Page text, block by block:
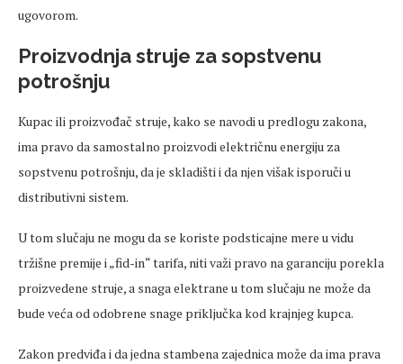
ugovorom.
Proizvodnja struje za sopstvenu
potrošnju
Кupac ili proizvođač struje, kako se navodi u predlogu zakona,
ima pravo da samostalno proizvodi električnu energiju za
sopstvenu potrošnju, da je skladišti i da njen višak isporuči u
distributivni sistem.
U tom slučaju ne mogu da se koriste podsticajne mere u vidu
tržišne premije i „fid-in“ tarifa, niti važi pravo na garanciju porekla
proizvedene struje, a snaga elektrane u tom slučaju ne može da
bude veća od odobrene snage priključka kod krajnjeg kupca.
Zakon predviđa i da jedna stambena zajednica može da ima prava